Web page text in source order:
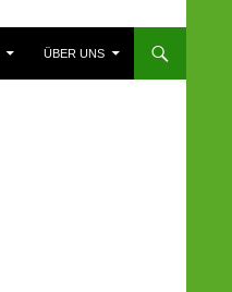
ÜBER UNS